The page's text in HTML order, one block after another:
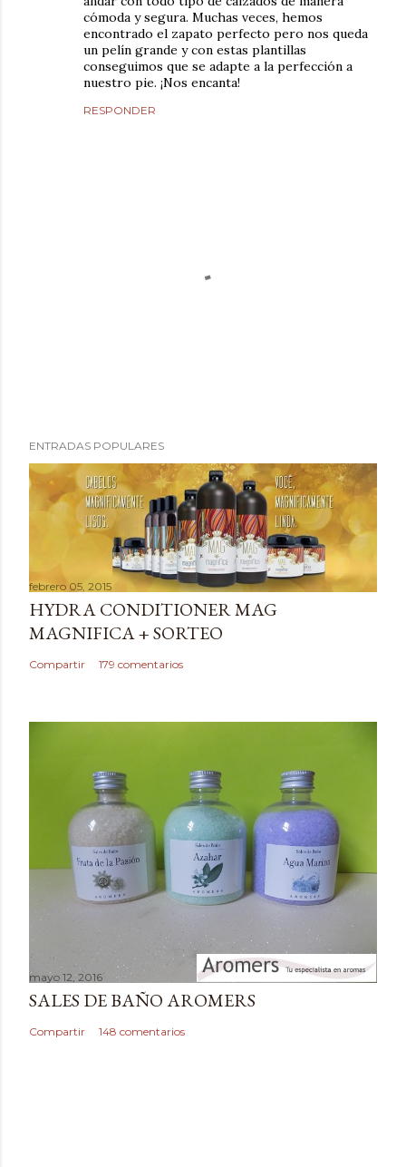
cómoda y segura. Muchas veces, hemos
encontrado el zapato perfecto pero nos queda
un pelín grande y con estas plantillas
conseguimos que se adapte a la perfección a
nuestro pie. ¡Nos encanta!
RESPONDER
u
b
a
r
u
n
c
o
ENTRADAS POPULARES
febrero 05, 2015
HYDRA CONDITIONER MAG
MAGNIFICA + SORTEO
Compartir 179 comentarios
mayo 12, 2016
SALES DE BAÑO AROMERS
Compartir 148 comentarios